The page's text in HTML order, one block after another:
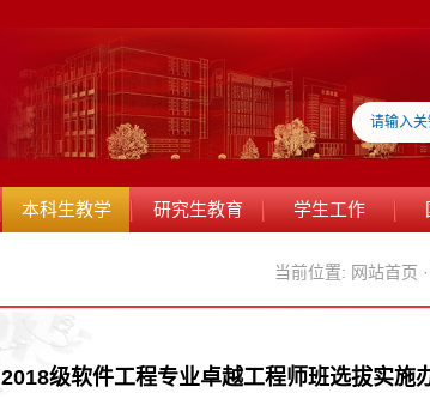
本科生教学 研究生教育 学生工作
当前位置: 网站首页 ·
2018级软件工程专业卓越工程师班选拔实施